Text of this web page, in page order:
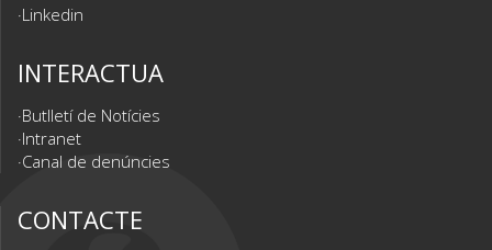
Linkedin
INTERACTUA
Butlletí de Notícies
Intranet
Canal de denúncies
CONTACTE